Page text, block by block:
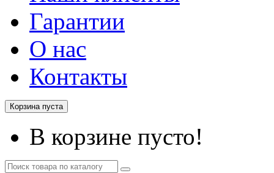
Гарантии
О нас
Контакты
Корзина пуста
В корзине пусто!